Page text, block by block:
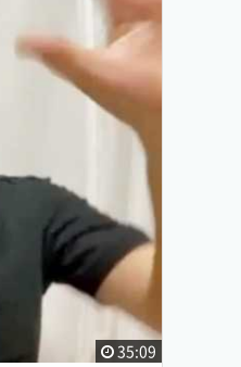
35:09